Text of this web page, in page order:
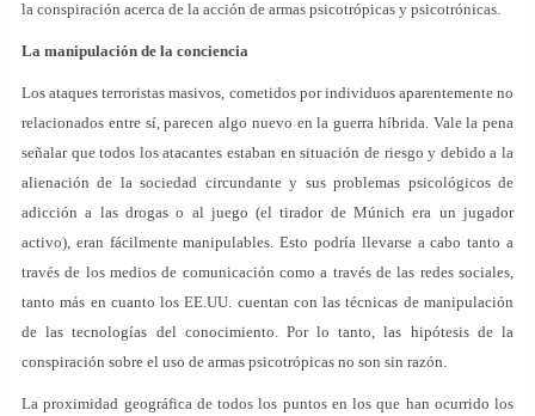
la conspiración acerca de la acción de armas psicotrópicas y psicotrónicas.
La manipulación de la conciencia
Los ataques terroristas masivos, cometidos por individuos aparentemente no
relacionados entre sí, parecen algo nuevo en la guerra híbrida. Vale la pena
señalar que todos los atacantes estaban en situación de riesgo y debido a la
alienación de la sociedad circundante y sus problemas psicológicos de
adicción a las drogas o al juego (el tirador de Múnich era un jugador
activo), eran fácilmente manipulables. Esto podría llevarse a cabo tanto a
través de los medios de comunicación como a través de las redes sociales,
tanto más en cuanto los EE.UU. cuentan con las técnicas de manipulación
de las tecnologías del conocimiento. Por lo tanto, las hipótesis de la
conspiración sobre el uso de armas psicotrópicas no son sin razón.
La proximidad geográfica de todos los puntos en los que han ocurrido los